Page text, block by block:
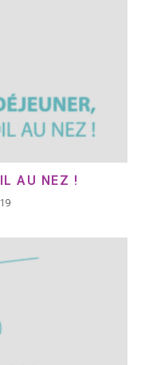
AU NEZ !